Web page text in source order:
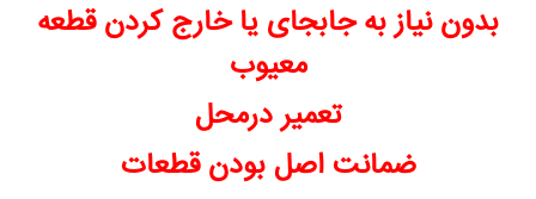
بدون نیاز به جابجای یا خارج کردن قطعه
معیوب
تعمیر درمحل
ضمانت اصل بودن قطعات